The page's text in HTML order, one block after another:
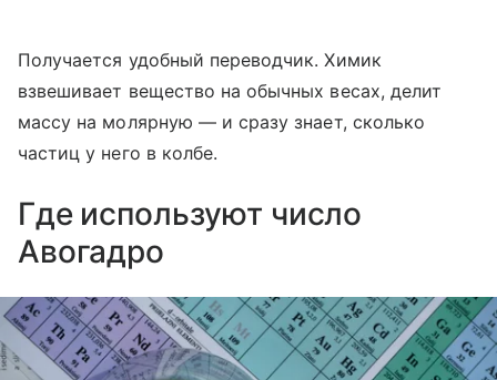
Получается удобный переводчик. Химик
взвешивает вещество на обычных весах, делит
массу на молярную — и сразу знает, сколько
частиц у него в колбе.
Где используют число
Авогадро